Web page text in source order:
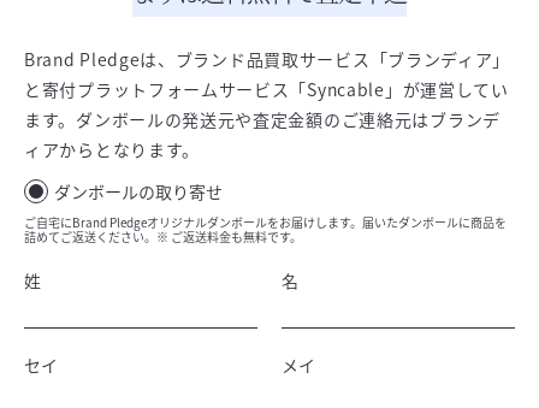
Brand Pledgeは、ブランド品買取サービス「ブランディア」
と寄付プラットフォームサービス「Syncable」が運営してい
ます。ダンボールの発送元や査定金額のご連絡元はブランデ
ィアからとなります。
ダンボールの取り寄せ
ご自宅にBrand Pledgeオリジナルダンボールをお届けします。届いたダンボールに商品を
詰めてご返送ください。※ ご返送料金も無料です。
姓 名
セイ メイ